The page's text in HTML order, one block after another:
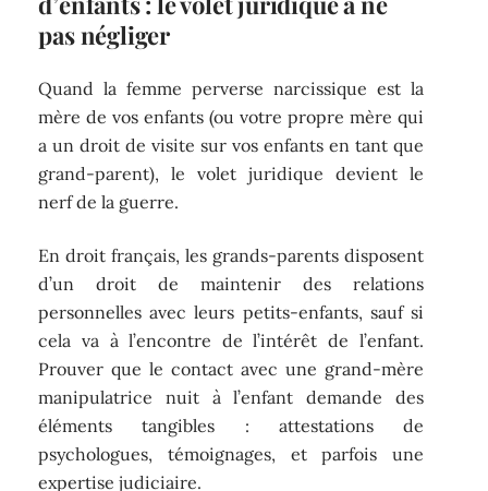
pas négliger
Quand la femme perverse narcissique est la
mère de vos enfants (ou votre propre mère qui
a un droit de visite sur vos enfants en tant que
grand-parent), le volet juridique devient le
nerf de la guerre.
En droit français, les grands-parents disposent
d’un droit de maintenir des relations
personnelles avec leurs petits-enfants, sauf si
cela va à l’encontre de l’intérêt de l’enfant.
Prouver que le contact avec une grand-mère
manipulatrice nuit à l’enfant demande des
éléments tangibles : attestations de
psychologues, témoignages, et parfois une
expertise judiciaire.